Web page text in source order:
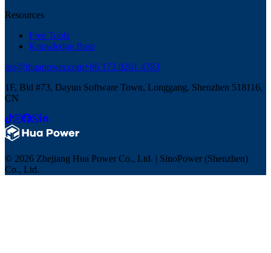
Resources
Free Tools
Knowledge Base
ess@ihuapower.com+86 173 0261 4783
1F, Bld #73, Dayun Software Town, Longgang, Shenzhen 518116,
CN
© 2026 Zhejiang Hua Power Co., Ltd. | SinoPower (Shenzhen)
Co., Ltd.